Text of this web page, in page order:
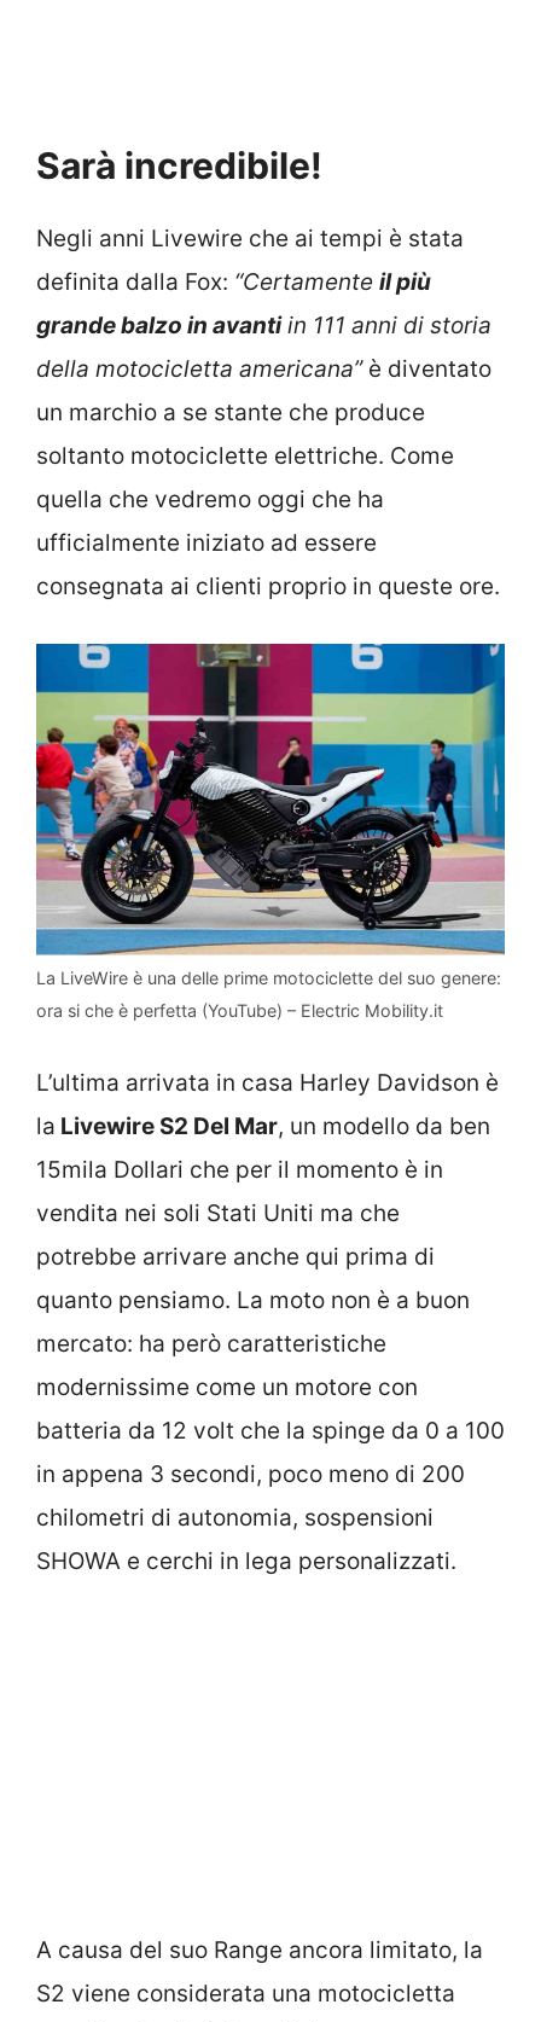
Sarà incredibile!
Negli anni Livewire che ai tempi è stata
definita dalla Fox: “Certamente il più
grande balzo in avantiin 111 anni di storia
della motocicletta americana”è diventato
un marchio a se stante che produce
soltanto motociclette elettriche. Come
quella che vedremo oggi che ha
ufficialmente iniziato ad essere
consegnata ai clienti proprio in queste ore.
La LiveWire è una delle prime motociclette del suo genere:
ora si che è perfetta (YouTube) – Electric Mobility.it
L’ultima arrivata in casa Harley Davidson è
la Livewire S2 Del Mar, un modello da ben
15mila Dollari che per il momento è in
vendita nei soli Stati Uniti ma che
potrebbe arrivare anche qui prima di
quanto pensiamo. La moto non è a buon
mercato: ha però caratteristiche
modernissime come un motore con
batteria da 12 volt che la spinge da 0 a 100
in appena 3 secondi, poco meno di 200
chilometri di autonomia, sospensioni
SHOWA e cerchi in lega personalizzati.
A causa del suo Range ancora limitato, la
S2 viene considerata una motocicletta